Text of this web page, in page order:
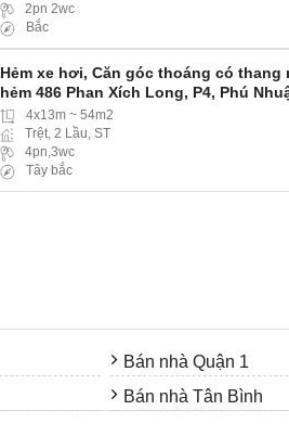
2pn 2wc
Bắc
Hẻm xe hơi, Căn góc thoáng có thang
hẻm 486 Phan Xích Long, P4, Phú
4x13m ~ 54m2
Trệt, 2 Lầu, ST
4pn,3wc
Tây bắc
Bán nhà Quận 1
Bán nhà Tân Bình